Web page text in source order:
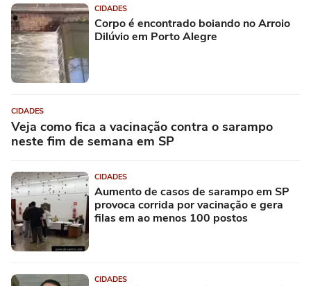
CIDADES
Corpo é encontrado boiando no Arroio
Dilúvio em Porto Alegre
CIDADES
Veja como fica a vacinação contra o sarampo
neste fim de semana em SP
CIDADES
Aumento de casos de sarampo em SP
provoca corrida por vacinação e gera
filas em ao menos 100 postos
CIDADES